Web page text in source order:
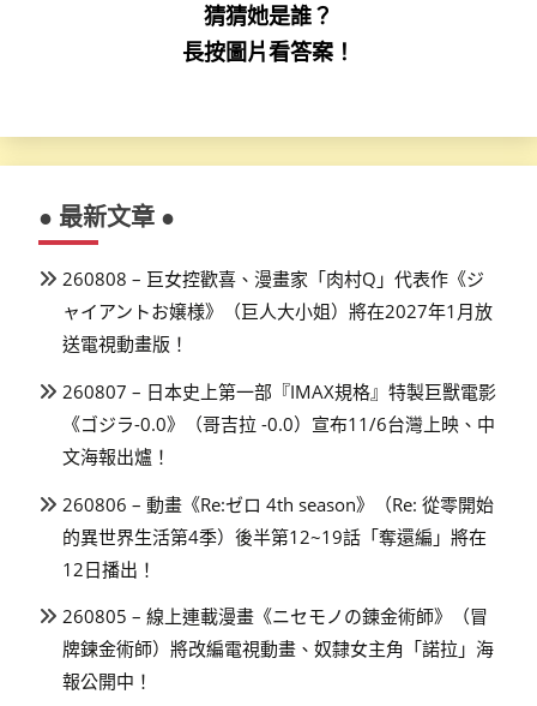
猜猜她是誰？
長按圖片看答案！
● 最新文章 ●
260808 – 巨女控歡喜、漫畫家「肉村Q」代表作《ジ
ャイアントお嬢様》（巨人大小姐）將在2027年1月放
送電視動畫版！
260807 – 日本史上第一部『IMAX規格』特製巨獸電影
《ゴジラ-0.0》（哥吉拉 -0.0）宣布11/6台灣上映、中
文海報出爐！
260806 – 動畫《Re:ゼロ 4th season》（Re: 從零開始
的異世界生活第4季）後半第12~19話「奪還編」將在
12日播出！
260805 – 線上連載漫畫《ニセモノの錬金術師》（冒
牌鍊金術師）將改編電視動畫、奴隸女主角「諾拉」海
報公開中！